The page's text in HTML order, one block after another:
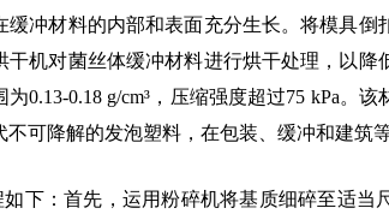
缓冲材料的内部和表面充分生长。将模具倒
干机对菌丝体缓冲材料进行烘干处理，以降
为0.13-0.18 g/cm³，压缩强度超过75 kPa。
不可降解的发泡塑料，在包装、缓冲和建筑
下：首先，运用粉碎机将基质细碎至适当